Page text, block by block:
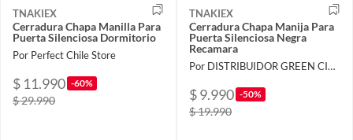
TNAKIEX
Cerradura Chapa Manilla Para
Puerta Silenciosa Dormitorio
Por Perfect Chile Store
$ 11.990 -60%
$ 29.990
TNAKIEX
Cerradura Chapa Manija Para
Puerta Silenciosa Negra
Recamara
Por DISTRIBUIDOR GREEN CITY SpA
$ 9.990 -50%
$ 19.990